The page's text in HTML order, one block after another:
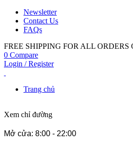
Newsletter
Contact Us
FAQs
FREE SHIPPING FOR ALL ORDERS
0 Compare
Login / Register
Trang chủ
Xem chỉ đường
Mở cửa: 8:00 - 22:00